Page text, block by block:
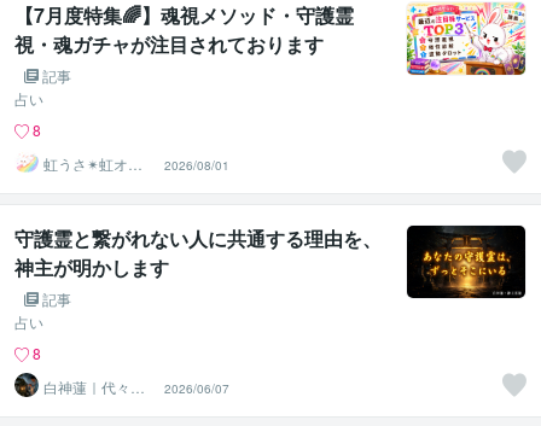
【7月度特集🌈】魂視メソッド・守護霊
視・魂ガチャが注目されております
記事
占い
8
虹うさ✴︎虹オフ
ィス
2026/08/01
守護霊と繋がれない人に共通する理由を、
神主が明かします
記事
占い
8
白神蓮｜代々神
職・霊能神主
2026/06/07